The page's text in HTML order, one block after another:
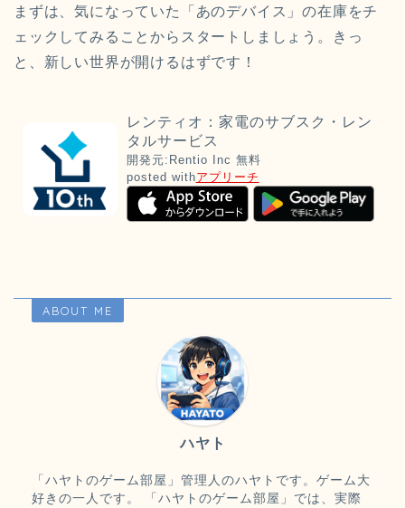
まずは、気になっていた「あのデバイス」の在庫をチ
ェックしてみることからスタートしましょう。きっ
と、新しい世界が開けるはずです！
レンティオ：家電のサブスク・レン
タルサービス
開発元: Rentio Inc 無料
posted withアプリーチ
ABOUT ME
ハヤト
「ハヤトのゲーム部屋」管理人のハヤトです。ゲーム大
好きの一人です。 「ハヤトのゲーム部屋」では、実際